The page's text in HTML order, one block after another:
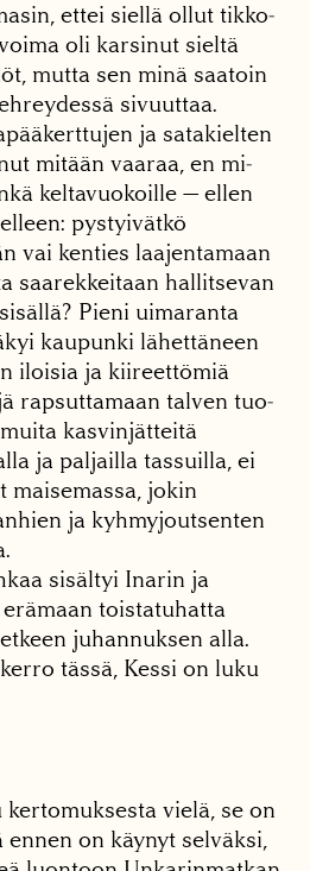
ettei siellä ollut tikko­
oli karsinut sieltä
mutta sen minä saatoin
si­vuuttaa.
ja sata­kielten
mitään vaaraa, en mi­
keltavuokoille — ellen
pystyivätkö
vai kenties laajenta­maan
saarekkeitaan hallitsevan
Pieni uimaranta
kaupunki lä­hettäneen
iloisia ja kiireettö­miä
rapsuttamaan talven tuo­
kasvinjätteitä
ja paljailla tas­suilla, ei
maisemassa, jokin
ja kyhmyjoutsenten
sisältyi Inarin ja
toistatu­hatta
juhannuksen alla.
tässä, Kessi on luku
vielä, se on
on käynyt selväksi,